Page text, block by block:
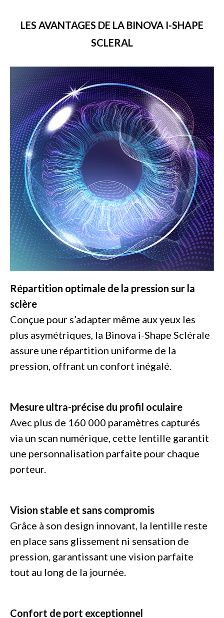
LES AVANTAGES DE LA BINOVA I-SHAPE
SCLERAL
Répartition optimale de la pression sur la
sclère
Conçue pour s’adapter même aux yeux les
plus asymétriques, la Binova i-Shape Sclérale
assure une répartition uniforme de la
pression, offrant un confort inégalé.
Mesure ultra-précise du profil oculaire
Avec plus de 160 000 paramètres capturés
via un scan numérique, cette lentille garantit
une personnalisation parfaite pour chaque
porteur.
Vision stable et sans compromis
Grâce à son design innovant, la lentille reste
en place sans glissement ni sensation de
pression, garantissant une vision parfaite
tout au long de la journée.
Confort de port exceptionnel